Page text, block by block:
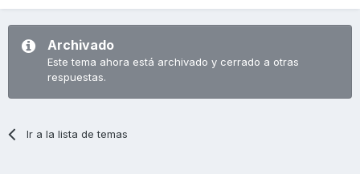
Archivado
Este tema ahora está archivado y cerrado a otras
respuestas.
Ir a la lista de temas